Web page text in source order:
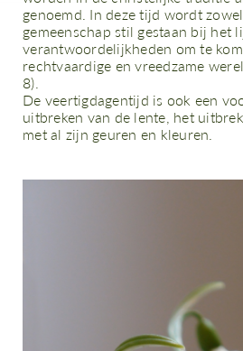
genoemd. In deze tijd wordt
gemeenschap stil gestaan bij het
verantwoordelijkheden om te
rechtvaardige en vreedzame
8).
De veertigdagentijd is ook een
uitbreken van de lente, het
met al zijn geuren en kleuren.